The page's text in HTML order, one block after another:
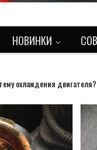
НОВИНКИ
охлаждения